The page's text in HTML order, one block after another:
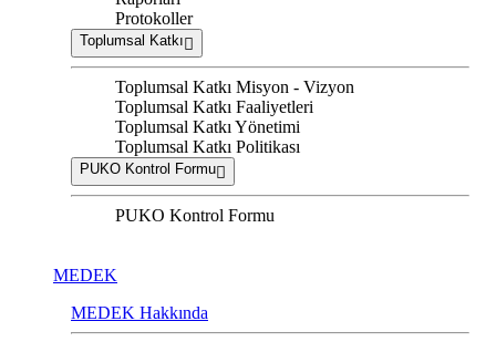
Protokoller
Toplumsal Katkı
Toplumsal Katkı Misyon - Vizyon
Toplumsal Katkı Faaliyetleri
Toplumsal Katkı Yönetimi
Toplumsal Katkı Politikası
PUKO Kontrol Formu
PUKO Kontrol Formu
MEDEK
MEDEK Hakkında